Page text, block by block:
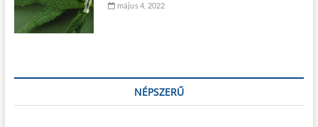
május 4, 2022
NÉPSZERŰ